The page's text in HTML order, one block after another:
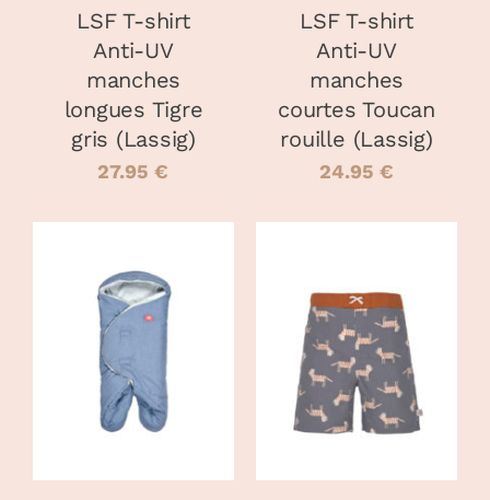
PEUVENT
ÊTRE
CHOISIES
SUR
LA
PAGE
DU
PRODUIT
LSF T-shirt
Anti-UV
manches
longues Tigre
gris (Lassig)
27.95€
PEUVENT
ÊTRE
CHOISIES
SUR
LA
PAGE
DU
PRODUIT
LSF T-shirt
Anti-UV
manches
courtes Toucan
rouille (Lassig)
24.95 €
AJOUTER AU
PANIER
DÉTAILS
CHOIX DES
OPTIONS
CE
PRODUIT
A
PLUSIEURS
/
DÉTAILS